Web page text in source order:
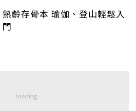
熟齡存骨本 瑜伽、登山輕鬆入
門